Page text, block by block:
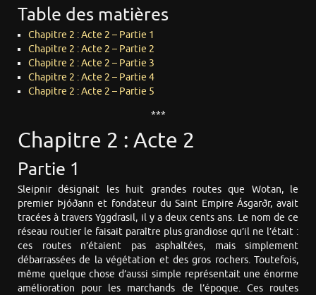
Table des matières
Chapitre 2 : Acte 2 – Partie 1
Chapitre 2 : Acte 2 – Partie 2
Chapitre 2 : Acte 2 – Partie 3
Chapitre 2 : Acte 2 – Partie 4
Chapitre 2 : Acte 2 – Partie 5
***
Chapitre 2 : Acte 2
Partie 1
Sleipnir désignait les huit grandes routes que Wotan, le
premier Þjóðann et fondateur du Saint Empire Ásgarðr, avait
tracées à travers Yggdrasil, il y a deux cents ans. Le nom de ce
réseau routier le faisait paraître plus grandiose qu’il ne l’était :
ces routes n’étaient pas asphaltées, mais simplement
débarrassées de la végétation et des gros rochers. Toutefois,
même quelque chose d’aussi simple représentait une énorme
amélioration pour les marchands de l’époque. Ces routes